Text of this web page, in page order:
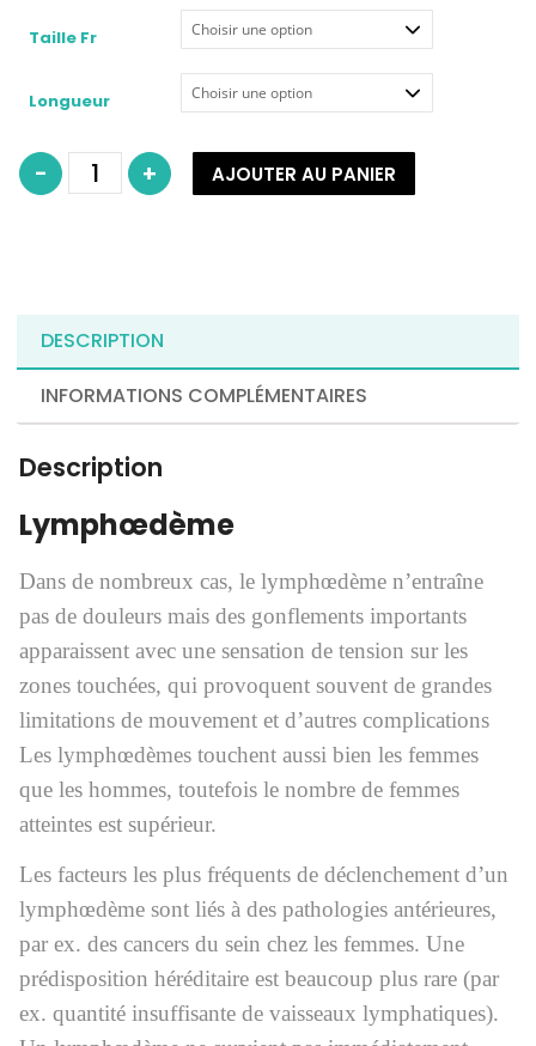
Taille Fr
Longueur
- quantité
Manchon+ AJOUTER AU PANIER
DESCRIPTION
INFORMATIONS COMPLÉMENTAIRES
Description
Lymphœdème
Dans de nombreux cas, le lymphœdème n’entraîne
pas de douleurs mais des gonflements importants
apparaissent avec une sensation de tension sur les
zones touchées, qui provoquent souvent de grandes
limitations de mouvement et d’autres complications
Les lymphœdèmes touchent aussi bien les femmes
que les hommes, toutefois le nombre de femmes
atteintes est supérieur.
Les facteurs les plus fréquents de déclenchement d’un
lymphœdème sont liés à des pathologies antérieures,
par ex. des cancers du sein chez les femmes. Une
prédisposition héréditaire est beaucoup plus rare (par
ex. quantité insuffisante de vaisseaux lymphatiques).